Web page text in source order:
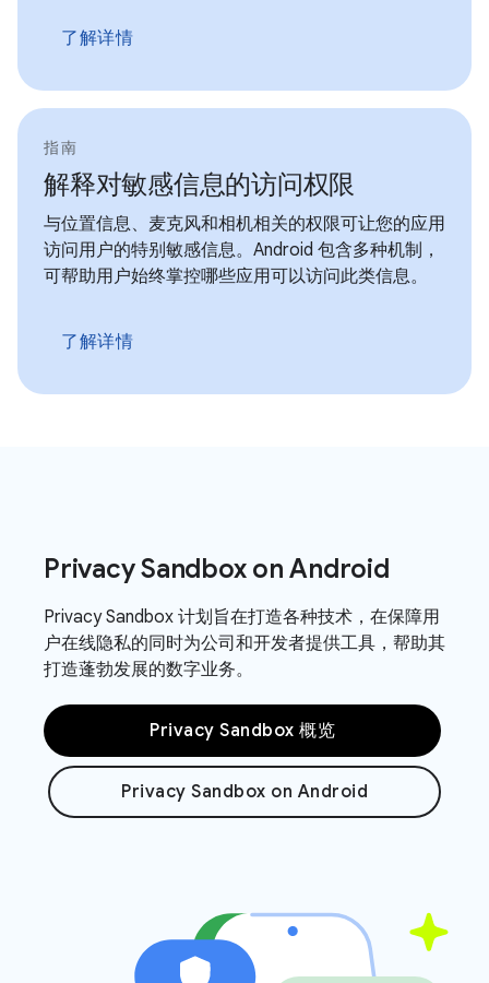
了解详情
指南
解释对敏感信息的访问权限
与位置信息、麦克风和相机相关的权限可让您的应用
访问用户的特别敏感信息。Android 包含多种机制，
可帮助用户始终掌控哪些应用可以访问此类信息。
了解详情
Privacy Sandbox on Android
Privacy Sandbox 计划旨在打造各种技术，在保障用
户在线隐私的同时为公司和开发者提供工具，帮助其
打造蓬勃发展的数字业务。
Privacy Sandbox 概览
Privacy Sandbox on Android